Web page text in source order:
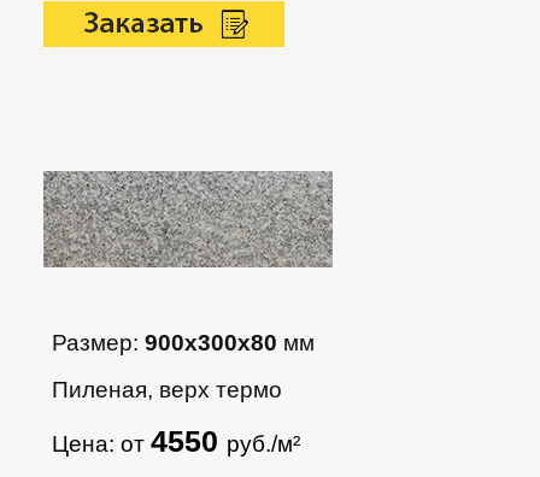
Размер:900х300х80 мм
Пиленая, верх термо
Цена: от4550 руб./м²